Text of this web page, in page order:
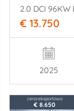
2.0 DCI 96KW
€ 13.750
2025
cena eksportowa
€ 8.650